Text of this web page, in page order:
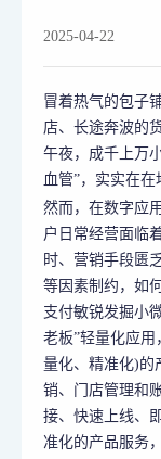
2025-04-22
冒着热气的包子
店、长途奔波的
午夜，成千上万
血管”，实实在在
然而，在数字应
户日常经营面临
时、营销手段匮
等因素制约，如
支付敏锐发掘小
老板”轻量化应用
量化、精准化)的
销、门店管理和
接、快速上线、
准化的产品服务